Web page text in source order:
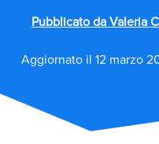
Pubblicato da Valeria
Aggiornato il 12 marzo